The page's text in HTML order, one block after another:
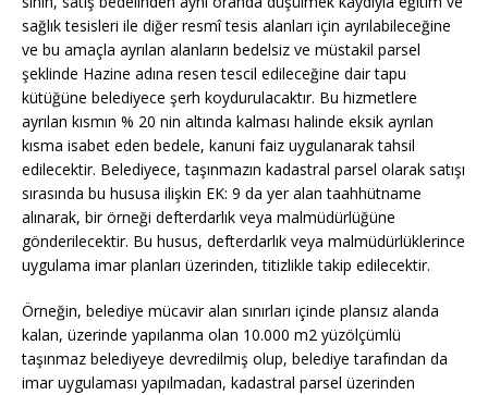
sağlık tesisleri ile diğer resmî tesis alanları için ayrılabileceğine
ve bu amaçla ayrılan alanların bedelsiz ve müstakil parsel
şeklinde Hazine adına resen tescil edileceğine dair tapu
kütüğüne belediyece şerh koydurulacaktır. Bu hizmetlere
ayrılan kısmın % 20 nin altında kalması halinde eksik ayrılan
kısma isabet eden bedele, kanuni faiz uygulanarak tahsil
edilecektir. Belediyece, taşınmazın kadastral parsel olarak satışı
sırasında bu hususa ilişkin EK: 9 da yer alan taahhütname
alınarak, bir örneği defterdarlık veya malmüdürlüğüne
gönderilecektir. Bu husus, defterdarlık veya malmüdürlüklerince
uygulama imar planları üzerinden, titizlikle takip edilecektir.
Örneğin, belediye mücavir alan sınırları içinde plansız alanda
kalan, üzerinde yapılanma olan 10.000 m2 yüzölçümlü
taşınmaz belediyeye devredilmiş olup, belediye tarafından da
imar uygulaması yapılmadan, kadastral parsel üzerinden